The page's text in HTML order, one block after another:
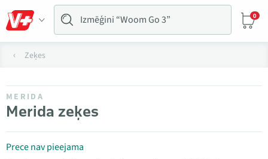
0
Zeķes
MERIDA
Merida zeķes
Prece nav pieejama